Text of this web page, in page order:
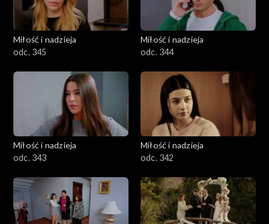
Miłość i nadzieja
odc. 345
Miłość i nadzieja
odc. 344
Miłość i nadzieja
odc. 343
Miłość i nadzieja
odc. 342